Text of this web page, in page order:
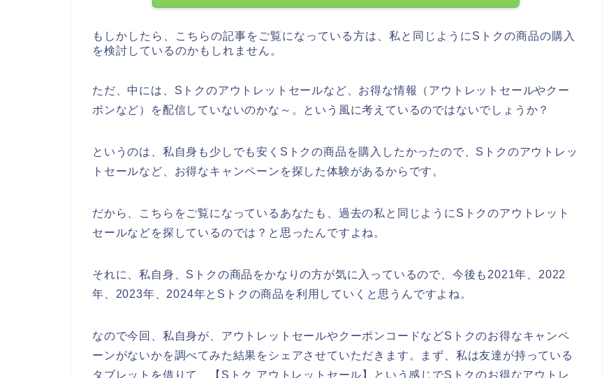
もしかしたら、こちらの記事をご覧になっている方は、私と同じようにSトクの商品の購入
を検討しているのかもしれません。
ただ、中には、Sトクのアウトレットセールなど、お得な情報（アウトレットセールやクー
ポンなど）を配信していないのかな～。という風に考えているのではないでしょうか？
というのは、私自身も少しでも安くSトクの商品を購入したかったので、Sトクのアウトレッ
トセールなど、お得なキャンペーンを探した体験があるからです。
だから、こちらをご覧になっているあなたも、過去の私と同じようにSトクのアウトレット
セールなどを探しているのでは？と思ったんですよね。
それに、私自身、Sトクの商品をかなりの方が気に入っているので、今後も2021年、2022
年、2023年、2024年とSトクの商品を利用していくと思うんですよね。
なので今回、私自身が、アウトレットセールやクーポンコードなどSトクのお得なキャンペ
ーンがないかを調べてみた結果をシェアさせていただきます。まず、私は友達が持っている
タブレットを借りて、【Sトク アウトレットセール】という感じでSトクのお得なアウトレ